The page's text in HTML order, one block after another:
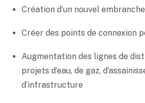
Création d’un nouvel
Créer des points de connexion
Augmentation des lignes de
projets d’eau, de gaz,
d’infrastructure